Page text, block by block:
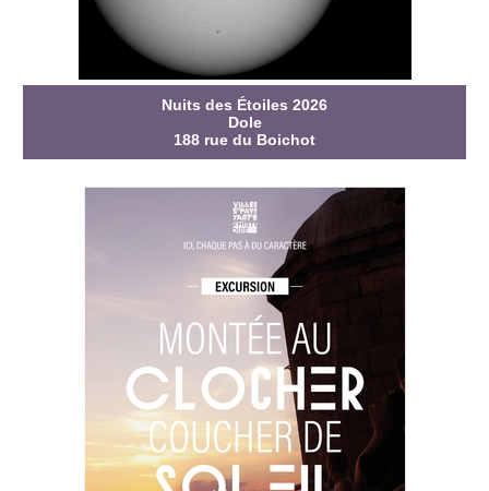
Nuits des Étoiles 2026
Dole
188 rue du Boichot